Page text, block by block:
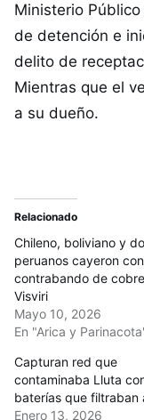
Ministerio
de detención e
delito de
Mientras que el
a su dueño.
Relacionado
Chileno, boliviano y
peruanos cayeron con
contrabando de
Visviri
Mayo 10, 2026
En "Arica y
Capturan red que
contaminaba Lluta
baterías que filtraban
Enero 13, 2026